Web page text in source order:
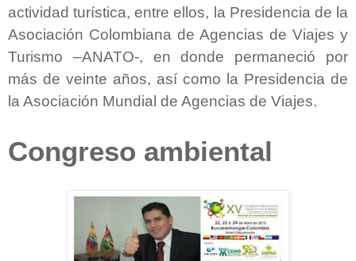
actividad turística, entre ellos, la Presidencia de la
Asociación Colombiana de Agencias de Viajes y
Turismo –ANATO-, en donde permaneció por
más de veinte años, así como la Presidencia de
la Asociación Mundial de Agencias de Viajes.
Congreso ambiental